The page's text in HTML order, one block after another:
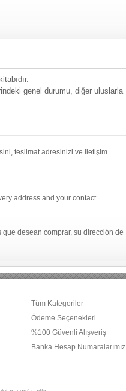
genel durumu, diğer uluslarla
teslimat adresinizi ve iletişim
address and your contact
desean comprar, su dirección de
Tüm Kategoriler
Ödeme Seçenekleri
%100 Güvenli Alışveriş
Banka Hesap Numaralarımız